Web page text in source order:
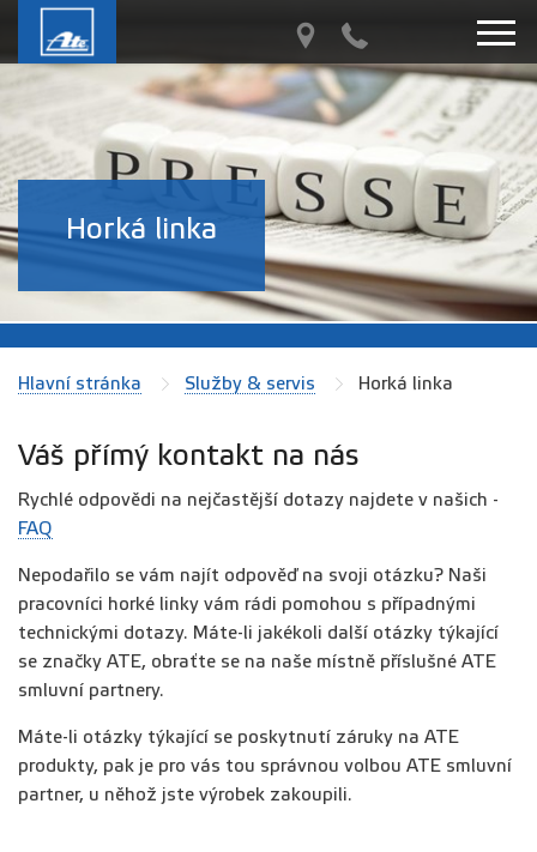
Horká linka
Hlavní stránka Služby & servis Horká linka
Váš přímý kontakt na nás
Rychlé odpovědi na nejčastější dotazy najdete v našich -
FAQ
Nepodařilo se vám najít odpověď na svoji otázku? Naši
pracovníci horké linky vám rádi pomohou s případnými
technickými dotazy. Máte-li jakékoli další otázky týkající
se značky ATE, obraťte se na naše místně příslušné ATE
smluvní partnery.
Máte-li otázky týkající se poskytnutí záruky na ATE
produkty, pak je pro vás tou správnou volbou ATE smluvní
partner, u něhož jste výrobek zakoupili.